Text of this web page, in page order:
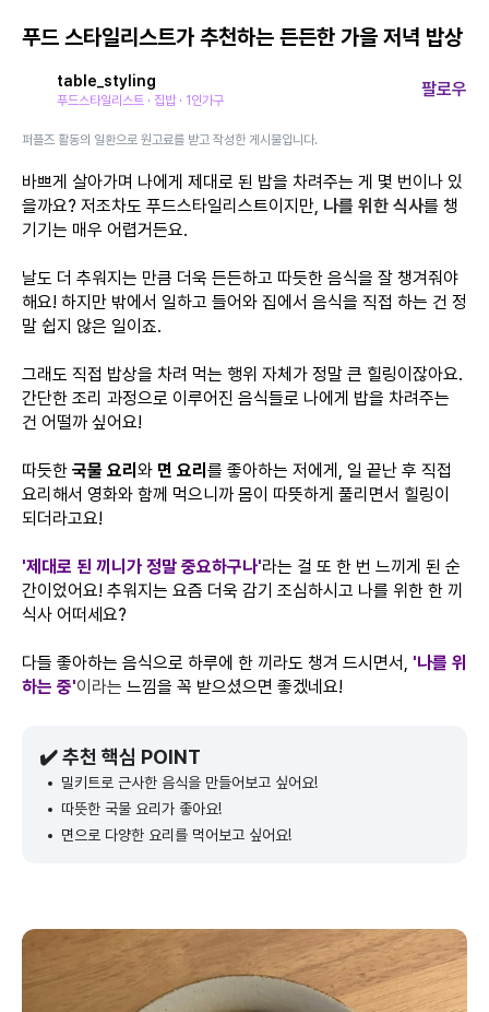
푸드 스타일리스트가 추천하는 든든한 가을 저녁 밥상
table_styling
푸드스타일리스트 · 집밥 · 1인가구
팔로우
퍼플즈 활동의 일환으로 원고료를 받고 작성한 게시물입니다.
바쁘게 살아가며 나에게 제대로 된 밥을 차려주는 게 몇 번이나 있
을까요? 저조차도 푸드스타일리스트이지만, 나를 위한 식사를 챙
기기는 매우 어렵거든요.
날도 더 추워지는 만큼 더욱 든든하고 따듯한 음식을 잘 챙겨줘야
해요! 하지만 밖에서 일하고 들어와 집에서 음식을 직접 하는 건 정
말 쉽지 않은 일이죠.
그래도 직접 밥상을 차려 먹는 행위 자체가 정말 큰 힐링이잖아요.
간단한 조리 과정으로 이루어진 음식들로 나에게 밥을 차려주는
건 어떨까 싶어요!
따듯한 국물 요리 와 면 요리 를 좋아하는 저에게, 일 끝난 후 직접
요리해서 영화와 함께 먹으니까 몸이 따뜻하게 풀리면서 힐링이
되더라고요!
'제대로 된 끼니가 정말 중요하구나'라는 걸 또 한 번 느끼게 된 순
간이었어요! 추워지는 요즘 더욱 감기 조심하시고 나를 위한 한 끼
식사 어떠세요?
다들 좋아하는 음식으로 하루에 한 끼라도 챙겨 드시면서, '나를 위
하는 중'이라는 느낌을 꼭 받으셨으면 좋겠네요!
✔️ 추천 핵심 POINT
밀키트로 근사한 음식을 만들어보고 싶어요!
따뜻한 국물 요리가 좋아요!
면으로 다양한 요리를 먹어보고 싶어요!